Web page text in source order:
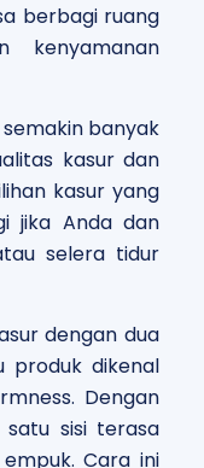
berbagi ruang
kenyamanan
banyak
kasur dan
kasur yang
jika Anda dan
selera tidur
dengan dua
produk dikenal
Dengan
satu sisi terasa
Cara ini